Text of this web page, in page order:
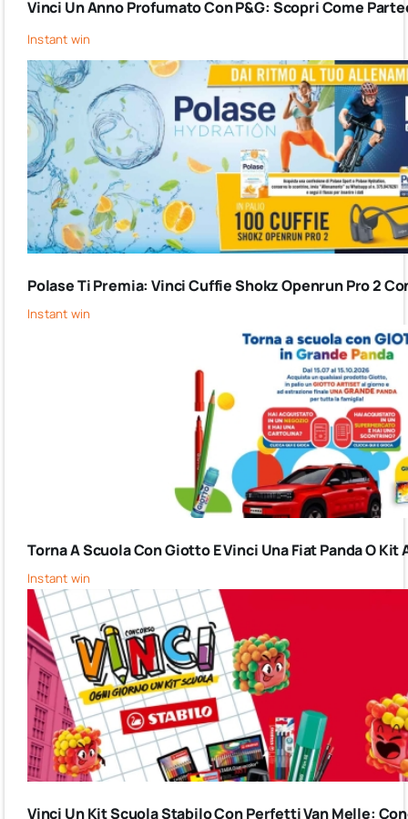
Vinci Un Anno Profumato Con P&G: Scopri Come
Instant win
Polase Ti Premia: Vinci Cuffie Shokz Openrun Pro 2
Instant win
Torna A Scuola Con Giotto E Vinci Una Fiat Panda O
Instant win
Vinci Un Kit Scuola Stabilo Con Perfetti Van Melle: